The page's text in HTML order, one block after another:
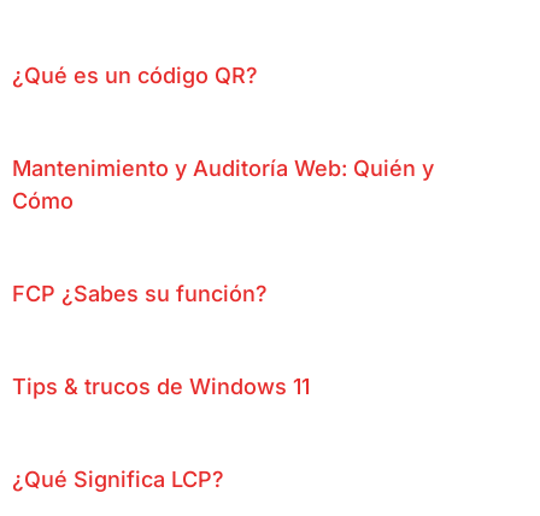
¿Qué es un código QR?
Mantenimiento y Auditoría Web: Quién y
Cómo
FCP ¿Sabes su función?
Tips & trucos de Windows 11
¿Qué Significa LCP?